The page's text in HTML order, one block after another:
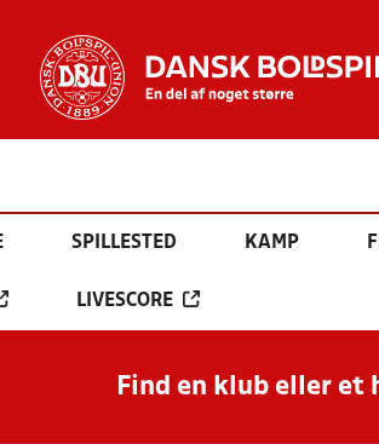
SPILLESTED KAMP
LIVESCORE
Find en klub eller et